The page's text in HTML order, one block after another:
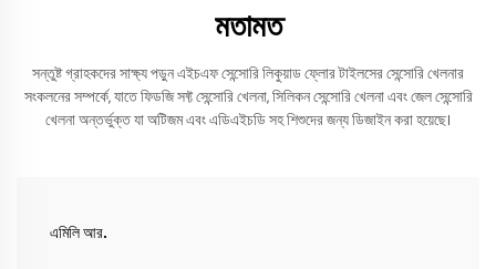
মতামত
সন্তুষ্ট গ্রাহকদের সাক্ষ্য পড়ুন এইচএফ সেন্সোরি লিকুয়াড ফ্লোর টাইলসের সেন্সোরি খেলনার
সংকলনের সম্পর্কে, যাতে ফিডজি সফ্ট সেন্সোরি খেলনা, সিলিকন সেন্সোরি খেলনা এবং জেল সেন্সোরি
খেলনা অন্তর্ভুক্ত যা অটিজম এবং এডিএইচডি সহ শিশুদের জন্য ডিজাইন করা হয়েছে।
এমিলি আর.